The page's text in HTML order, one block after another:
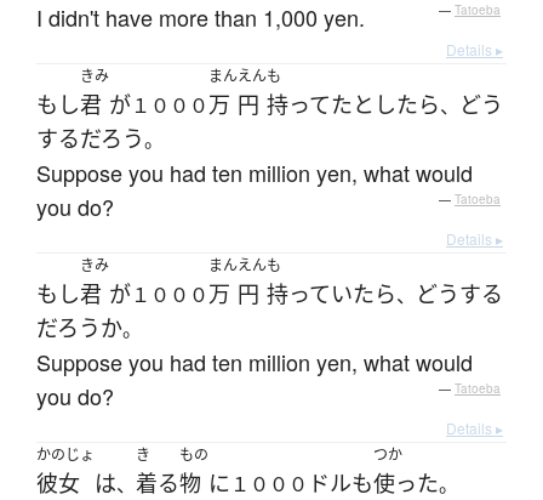
I didn't have more than 1,000 yen. — Tatoeba
Details ▸
もし
きみ
君 が１０００
まん
万
えん
円
も
持ってたとしたら、
どう
するだろう。
Suppose you had ten million yen, what would
you do?
— Tatoeba
Details ▸
もし
きみ
君 が１０００
まん
万
えん
円
も
持っていたら、 どうする
だろうか。
Suppose you had ten million yen, what would
you do?
— Tatoeba
Details ▸
かのじょ
彼女 は、
き
着る
もの
物 に １０００ ドルも
つか
使った。